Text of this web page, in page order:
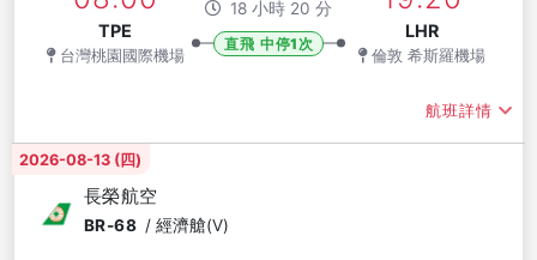
TPE
台灣桃園國際機場
18 小時 20 分
直飛 中停1次
LHR
倫敦 希斯羅機場
航班詳情
2026-08-13 (四)
長榮航空
BR-68 / 經濟艙(V)